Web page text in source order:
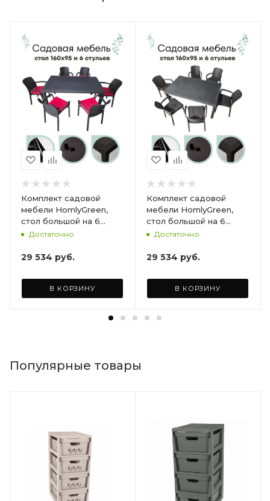
Комплект садовой
мебели HomlyGreen,
стол большой на 6
персон 153х79х70, 6
бордовыми подушками
Достаточно
29 534 руб.
В КОРЗИНУ
Комплект садовой
мебели HomlyGreen,
стол большой на 6
персон 153х79х70, 6
коричневыми
Достаточно
29 534 руб.
В КОРЗИНУ
Популярные товары